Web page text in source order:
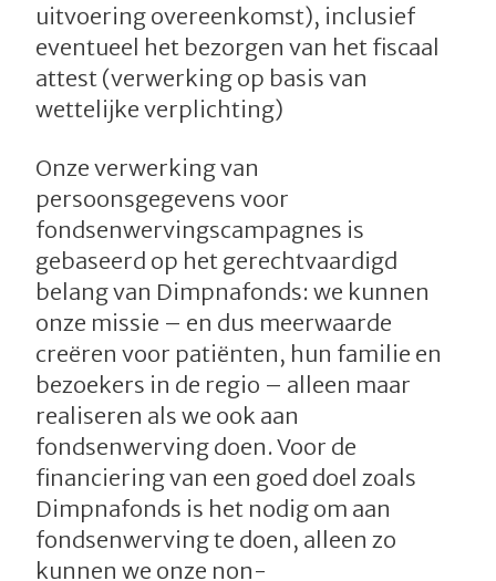
uitvoering overeenkomst), inclusief
eventueel het bezorgen van het fiscaal
attest (verwerking op basis van
wettelijke verplichting)
Onze verwerking van
persoonsgegevens voor
fondsenwervingscampagnes is
gebaseerd op het gerechtvaardigd
belang van Dimpnafonds: we kunnen
onze missie – en dus meerwaarde
creëren voor patiënten, hun familie en
bezoekers in de regio – alleen maar
realiseren als we ook aan
fondsenwerving doen. Voor de
financiering van een goed doel zoals
Dimpnafonds is het nodig om aan
fondsenwerving te doen, alleen zo
kunnen we onze non-